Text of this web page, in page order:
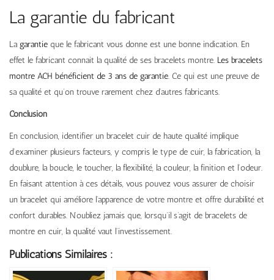
La garantie du fabricant
La garantie que le fabricant vous donne est une bonne indication. En
effet le fabricant connait la qualité de ses bracelets montre. Les bracelets
montre ACH bénéficient de 3 ans de garantie. Ce qui est une preuve de
sa qualité et qu’on trouve rarement chez d’autres fabricants.
Conclusion
En conclusion, identifier un bracelet cuir de haute qualité implique
d’examiner plusieurs facteurs, y compris le type de cuir, la fabrication, la
doublure, la boucle, le toucher, la flexibilité, la couleur, la finition et l’odeur.
En faisant attention à ces détails, vous pouvez vous assurer de choisir
un bracelet qui améliore l’apparence de votre montre et offre durabilité et
confort durables. N’oubliez jamais que, lorsqu’il s’agit de bracelets de
montre en cuir, la qualité vaut l’investissement.
Publications Similaires :